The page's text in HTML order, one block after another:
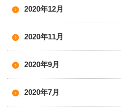
2020年12月
2020年11月
2020年9月
2020年7月